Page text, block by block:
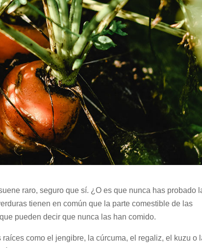
raro, seguro que sí. ¿O es que nunca has probado
tienen en común que la parte comestible de las
pueden decir que nunca las han comido.
como el jengibre, la cúrcuma, el regaliz, el kuzu o